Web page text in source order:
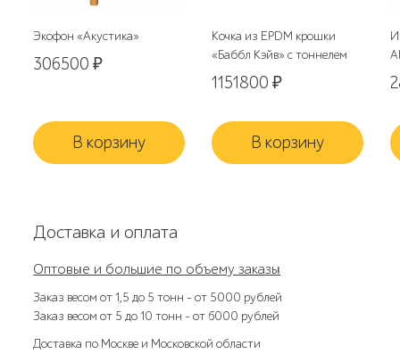
Экофон «Акустика»
306500₽
В корзину
Кочка из EPDM крошки
«Баббл Кэйв» с тоннелем
1151800₽
В корзину
Доставка и оплата
Оптовые и большие по объему заказы
Заказ весом от 1,5 до 5 тонн – от 5000 рублей
Заказ весом от 5 до 10 тонн – от 6000 рублей
Доставка по Москве и Московской области